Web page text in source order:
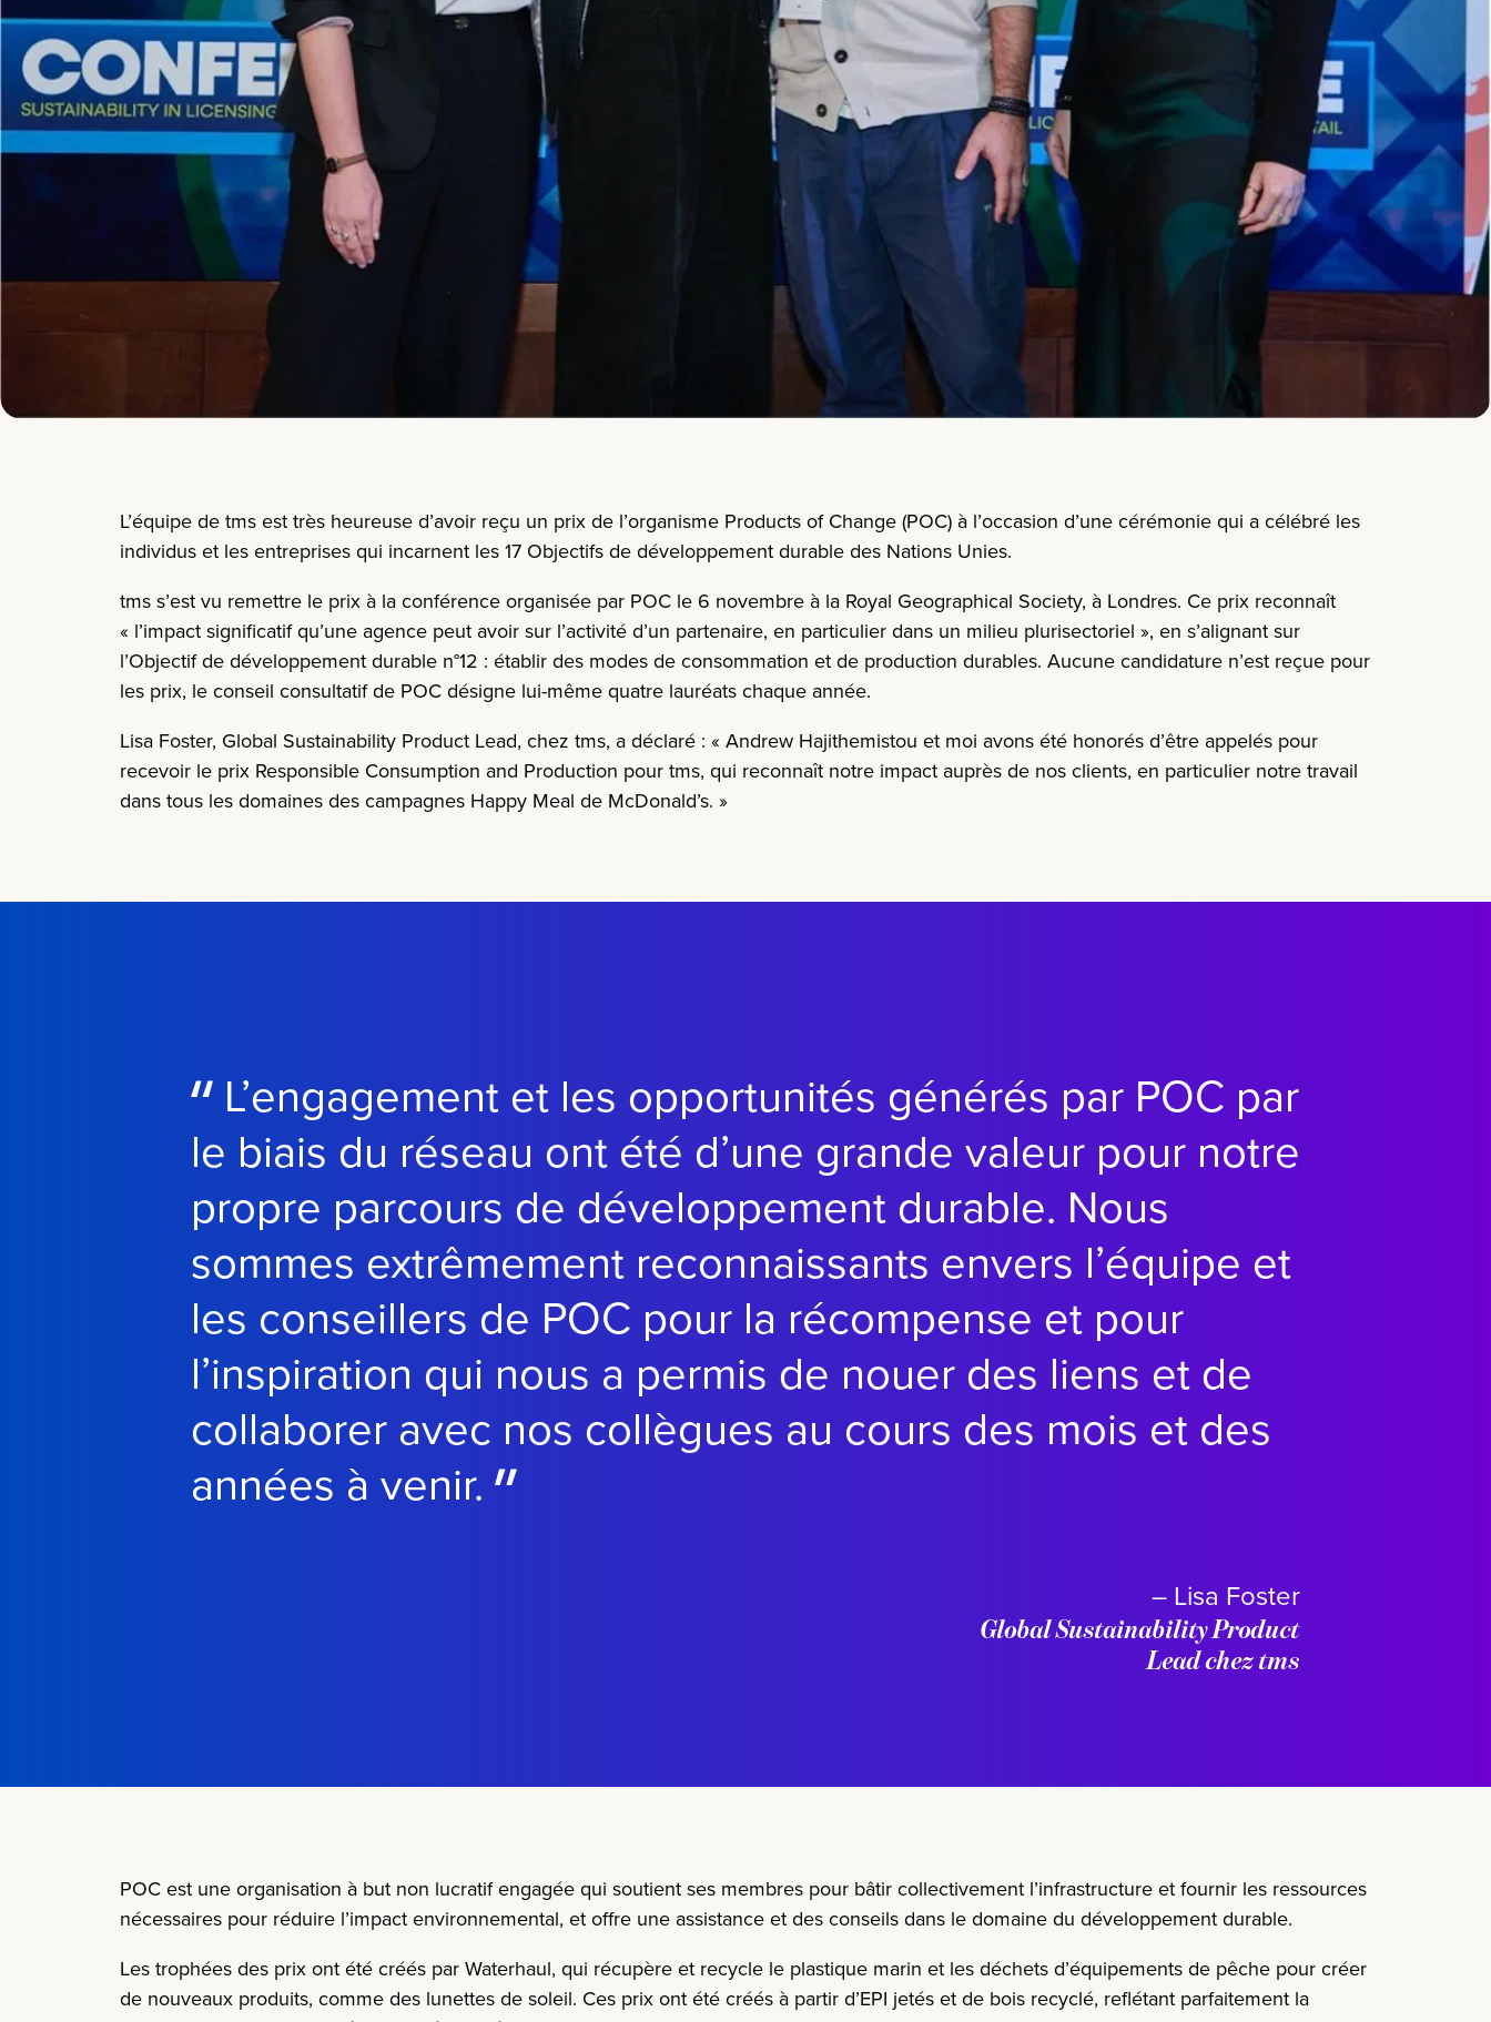
L’équipe de tms est très heureuse d’avoir reçu un prix de l’organisme Products of Change (POC) à l’occasion d’une cérémonie qui a célébré les
individus et les entreprises qui incarnent les 17 Objectifs de développement durable des Nations Unies.
tms s’est vu remettre le prix à la conférence organisée par POC le 6 novembre à la Royal Geographical Society, à Londres. Ce prix reconnaît
« l’impact significatif qu’une agence peut avoir sur l’activité d’un partenaire, en particulier dans un milieu plurisectoriel », en s’alignant sur
l’Objectif de développement durable n°12 : établir des modes de consommation et de production durables. Aucune candidature n’est reçue pour
les prix, le conseil consultatif de POC désigne lui-même quatre lauréats chaque année.
Lisa Foster, Global Sustainability Product Lead, chez tms, a déclaré : « Andrew Hajithemistou et moi avons été honorés d’être appelés pour
recevoir le prix Responsible Consumption and Production pour tms, qui reconnaît notre impact auprès de nos clients, en particulier notre travail
dans tous les domaines des campagnes Happy Meal de McDonald’s. »
L’engagement et les opportunités générés par POC par
le biais du réseau ont été d’une grande valeur pour notre
propre parcours de développement durable. Nous
sommes extrêmement reconnaissants envers l’équipe et
les conseillers de POC pour la récompense et pour
l’inspiration qui nous a permis de nouer des liens et de
collaborer avec nos collègues au cours des mois et des
années à venir.
– Lisa Foster
Global Sustainability Product
Lead chez tms
POC est une organisation à but non lucratifengagée qui soutient ses membres pour bâtir collectivement l’infrastructure et fournir les ressources
nécessaires pour réduire l’impact environnemental, et offre une assistance et des conseils dans le domaine du développement durable.
Les trophées des prix ont été créés par Waterhaul, qui récupère et recycle le plastique marin et les déchets d’équipements de pêche pour créer
de nouveaux produits, comme des lunettes de soleil. Ces prix ont été créés à partir d’EPI jetés et de bois recyclé, reflétant parfaitement la